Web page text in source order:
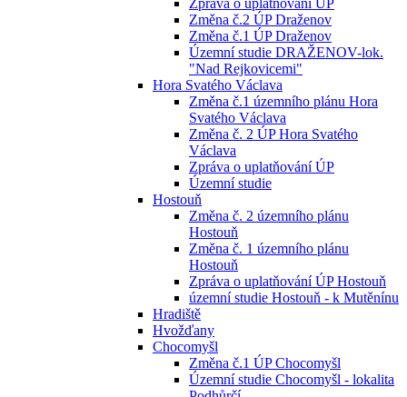
Zpráva o uplatňování ÚP
Změna č.2 ÚP Draženov
Změna č.1 ÚP Draženov
Územní studie DRAŽENOV-lok.
"Nad Rejkovicemi"
Hora Svatého Václava
Změna č.1 územního plánu Hora
Svatého Václava
Změna č. 2 ÚP Hora Svatého
Václava
Zpráva o uplatňování ÚP
Územní studie
Hostouň
Změna č. 2 územního plánu
Hostouň
Změna č. 1 územního plánu
Hostouň
Zpráva o uplatňování ÚP Hostouň
územní studie Hostouň - k Mutěnínu
Hradiště
Hvožďany
Chocomyšl
Změna č.1 ÚP Chocomyšl
Územní studie Chocomyšl - lokalita